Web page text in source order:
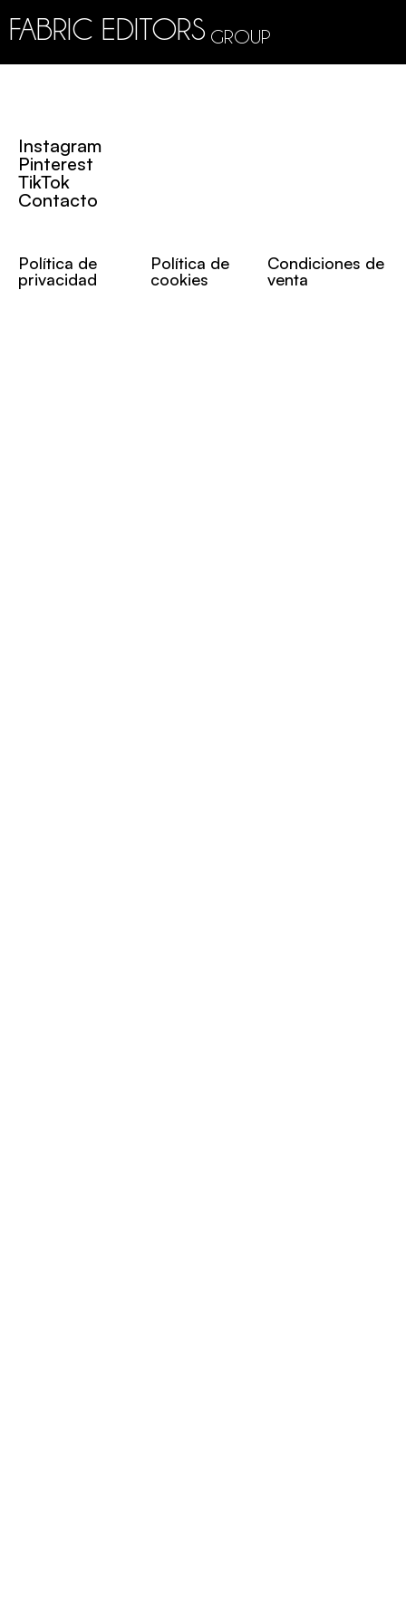
FABRIC EDITORS GROUP
Instagram
Pinterest
TikTok
Contacto
Política de
privacidad
Política de
cookies
Condiciones de
venta